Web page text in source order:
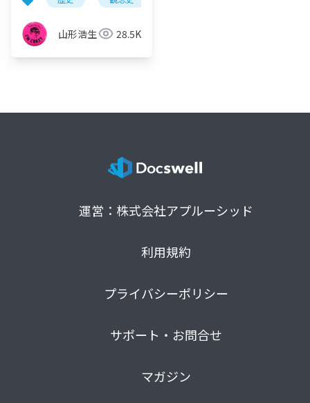
山形浩生 28.5K
運営：株式会社アプルーシッド
利用規約
プライバシーポリシー
サポート・お問合せ
マガジン